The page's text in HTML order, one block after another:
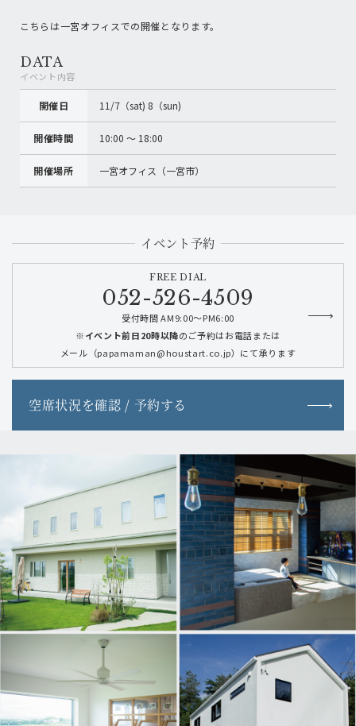
こちらは一宮オフィスでの開催となります。
DATA
イベント内容
開催日 11/7（sat) 8（sun)
開催時間 10:00 〜 18:00
開催場所 一宮オフィス（一宮市）
イベント予約
FREE DIAL
052-526-4509
受付時間 AM9:00～PM6:00
※イベント前日20時以降のご予約はお電話または
メール（papamaman@houstart.co.jp）にて承ります
空席状況を確認 / 予約する